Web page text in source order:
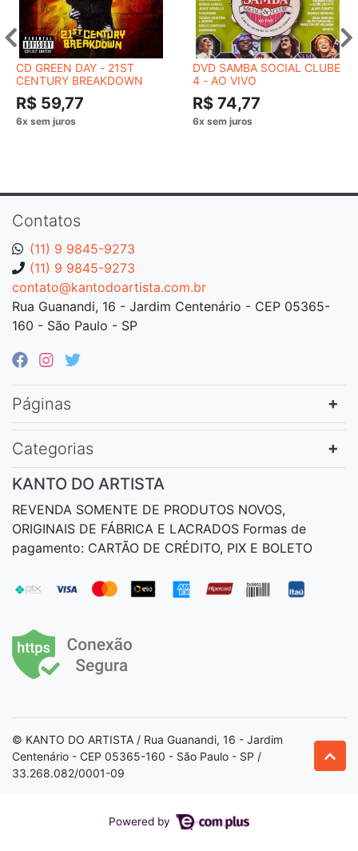
CD GREEN DAY - 21ST
CENTURY BREAKDOWN
R$ 59,77
DVD SAMBA SOCIAL CLUBE
4 - AO VIVO
R$ 74,77
Contatos
(11) 9 9845-9273
(11) 9 9845-9273
contato@kantodoartista.com.br
Rua Guanandi, 16 - Jardim Centenário - CEP 05365-
160 - São Paulo - SP
Páginas
Categorias
KANTO DO ARTISTA
REVENDA SOMENTE DE PRODUTOS NOVOS,
ORIGINAIS DE FÁBRICA E LACRADOS Formas de
pagamento: CARTÃO DE CRÉDITO, PIX E BOLETO
© KANTO DO ARTISTA / Rua Guanandi, 16 - Jardim
Centenário - CEP 05365-160 - São Paulo - SP /
33.268.082/0001-09
Powered by